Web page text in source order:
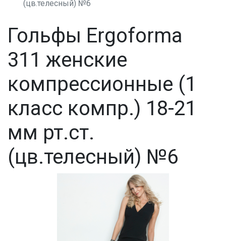
(цв.телесный) №6
Гольфы Ergoforma
311 женские
компрессионные (1
класс компр.) 18-21
мм рт.ст.
(цв.телесный) №6